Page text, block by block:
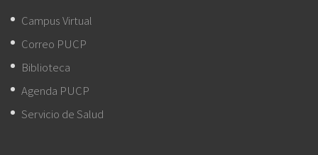
Campus Virtual
Correo PUCP
Biblioteca
Agenda PUCP
Servicio de Salud